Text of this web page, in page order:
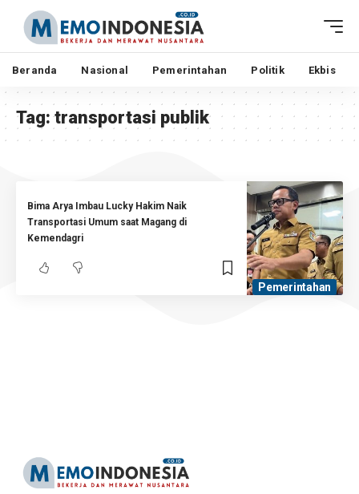
Beranda Nasional Pemerintahan Politik Ekbis
Tag:transportasi publik
Pemerintahan
Bima Arya Imbau Lucky Hakim Naik
Transportasi Umum saat Magang di
Kemendagri